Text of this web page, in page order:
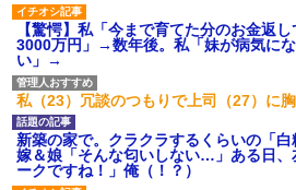
【驚愕】私「今まで育てた分のお金返
3000万円」→数年後。私「妹が病気に
い」→
私（23）冗談のつもりで上司（27）に
新築の家で。クラクラするくらいの「
嫁＆娘「そんな匂いしない…」ある日、
ークですね！」俺（！？）